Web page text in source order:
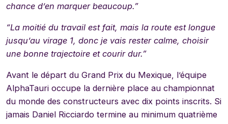
chance d’en marquer beaucoup.”
“La moitié du travail est fait, mais la route est longue
jusqu’au virage 1, donc je vais rester calme, choisir
une bonne trajectoire et courir dur.”
Avant le départ du Grand Prix du Mexique, l’équipe
AlphaTauri occupe la dernière place au championnat
du monde des constructeurs avec dix points inscrits. Si
jamais Daniel Ricciardo termine au minimum quatrième